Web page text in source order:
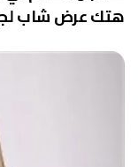
هتك عرض شاب لجلسة 5